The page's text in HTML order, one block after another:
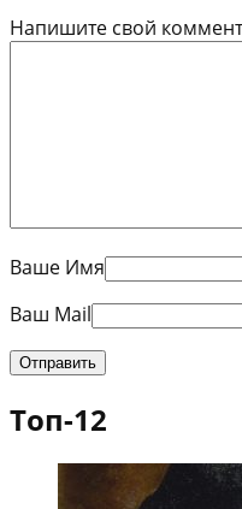
Напишите свой
Ваше Имя
Ваш Mail
Топ-12